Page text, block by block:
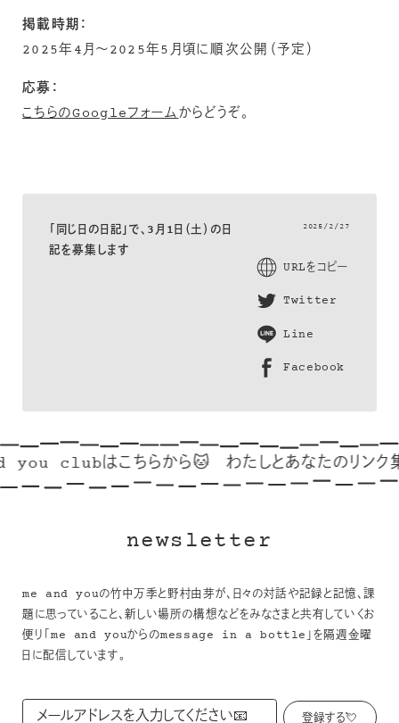
掲載時期：
2025年4月〜2025年5月頃に順次公開（予定）
応募：
こちらのGoogleフォームからどうぞ。
「同じ日の日記」で、3月1日（土）の日
記を募集します
2025/2/27
URLをコピー
Twitter
Line
Facebook
clubはこちらから🐱 わたしとあなたのリンク集
newsletter
me and youの竹中万季と野村由芽が、日々の対話や記録と記憶、課
題に思っていること、新しい場所の構想などをみなさまと共有していくお
便り「me and youからのmessage in a bottle」を隔週金曜
日に配信しています。